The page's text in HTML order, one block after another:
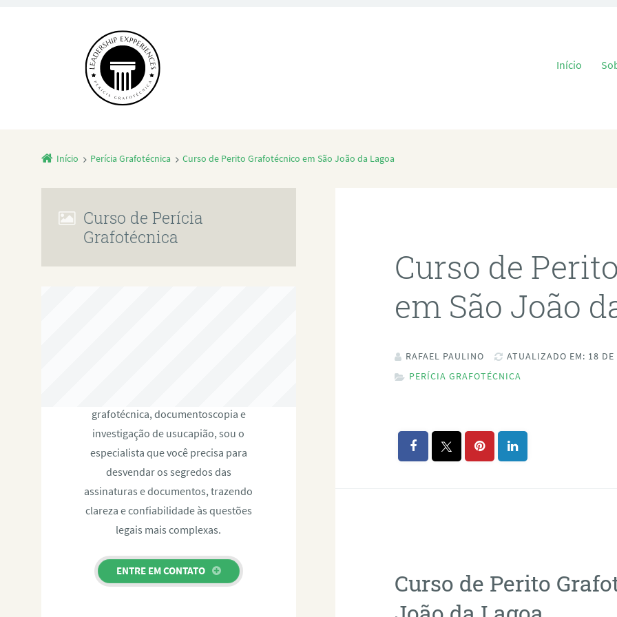
Pular para
Início
Início Perícia Grafotécnica Curso de Perito Grafotécnico em São João da Lagoa
Curso de
em São João
RAFAEL PAULINO
ATUALIZADO EM: 18
PERÍCIA GRAFOTÉCNICA
Curso de Perito
Curso de Perícia
Grafotécnica
grafotécnica, documentoscopia e
investigação de usucapião, sou o
especialista que você precisa para
desvendar os segredos das
assinaturas e documentos, trazendo
clareza e confiabilidade às questões
legais mais complexas.
ENTRE EM CONTATO